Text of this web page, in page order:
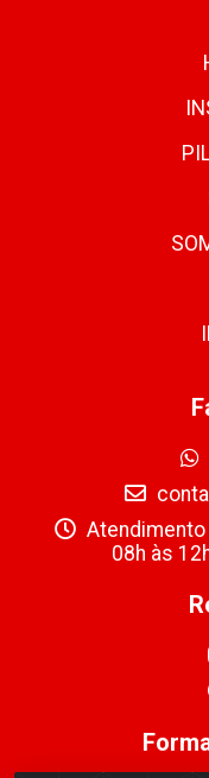
08h às